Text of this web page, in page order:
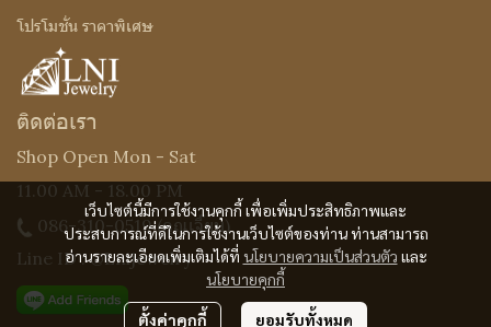
เว็บไซต์นี้มีการใช้งานคุกกี้ เพื่อเพิ่มประสิทธิภาพและ
ประสบการณ์ที่ดีในการใช้งานเว็บไซต์ของท่าน ท่านสามารถ
อ่านรายละเอียดเพิ่มเติมได้ที่ นโยบายความเป็นส่วนตัว และ
นโยบายคุกกี้
ตั้งค่าคุกกี้ ยอมรับทั้งหมด
โปรโมชั่น ราคาพิเศษ
ติดต่อเรา
Shop Open Mon - Sat
11.00 AM - 18.00 PM
086-310-0519(คุณเจี๊ยบ)
Line ID : @Lnijewelry